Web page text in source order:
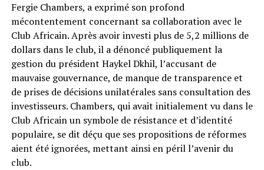
Fergie Chambers, a exprimé son profond
mécontentement concernant sa collaboration avec le
Club Africain. Après avoir investi plus de 5,2 millions de
dollars dans le club, il a dénoncé publiquement la
gestion du président Haykel Dkhil, l’accusant de
mauvaise gouvernance, de manque de transparence et
de prises de décisions unilatérales sans consultation des
investisseurs. Chambers, qui avait initialement vu dans le
Club Africain un symbole de résistance et d’identité
populaire, se dit déçu que ses propositions de réformes
aient été ignorées, mettant ainsi en péril l’avenir du
club.